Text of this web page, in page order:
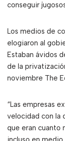
conseguir
Los medios de
elogiaron al
Estaban ávidos
de la
noviembre The
“Las empresas
velocidad con la
que eran cuanto